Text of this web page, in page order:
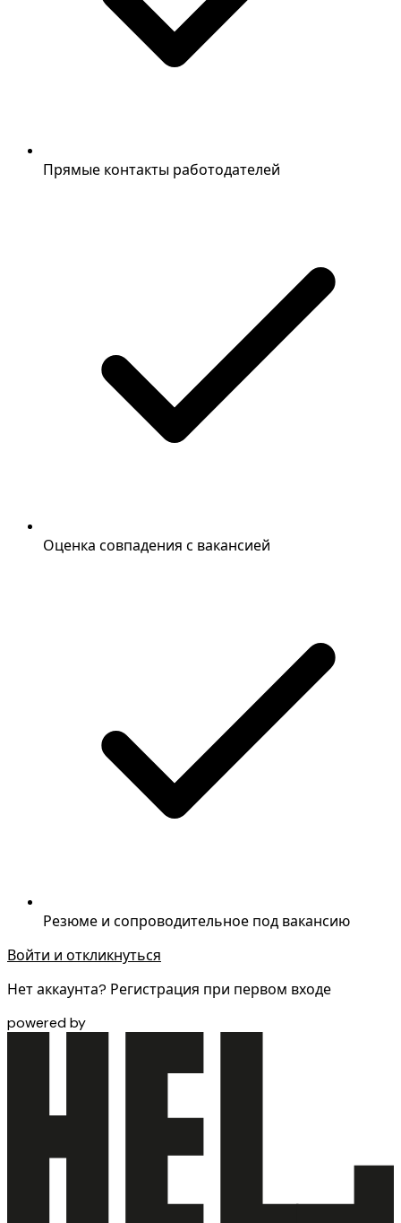
Прямые контакты работодателей
Оценка совпадения с вакансией
Резюме и сопроводительное под вакансию
Войти и откликнуться
Нет аккаунта? Регистрация при первом входе
powered by